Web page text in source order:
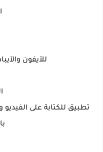
للآيفون
تطبيق للكتابة على